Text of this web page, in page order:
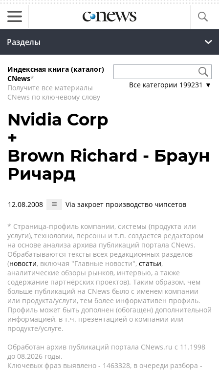
Разделы
Индексная книга (каталог)
CNews*
Получите все материалы
CNews по ключевому слову
Все категории 199231 ▼
Nvidia Corp
+
Brown Richard - Браун
Ричард
12.08.2008 Via закроет производство чипсетов
* Страница-профиль компании, системы (продукта или
услуги), технологии, персоны и т.п. создается редактором
на основе анализа архива публикаций портала CNews.
Обрабатываются тексты всех редакционных разделов
(новости, включая "Главные новости", статьи,
аналитические обзоры рынков, интервью, а также
содержание партнёрских проектов). Таким образом, чем
больше публикаций на CNews было с именем компании
или продукта/услуги, тем более информативен профиль.
Профиль может быть дополнен (обогащен) дополнительной
информацией, в т.ч. презентацией о компании или
продукте/услуге.
Обработан архив публикаций портала CNews.ru c 11.1998
до 08.2026 годы.
Ключевых фраз выявлено - 1463328, в очереди разбора -